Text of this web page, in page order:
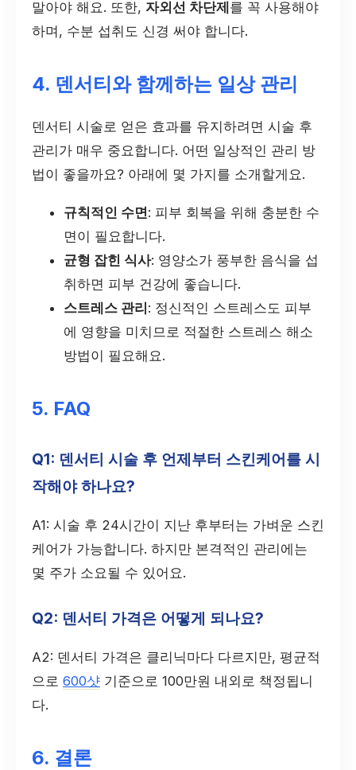
말아야 해요. 또한, 자외선 차단제 를 꼭 사용해야
하며, 수분 섭취도 신경 써야 합니다.
4. 덴서티와 함께하는 일상 관리
덴서티 시술로 얻은 효과를 유지하려면 시술 후
관리가 매우 중요합니다. 어떤 일상적인 관리 방
법이 좋을까요? 아래에 몇 가지를 소개할게요.
규칙적인 수면: 피부 회복을 위해 충분한 수
면이 필요합니다.
균형 잡힌 식사: 영양소가 풍부한 음식을 섭
취하면 피부 건강에 좋습니다.
스트레스 관리 : 정신적인 스트레스도 피부
에 영향을 미치므로 적절한 스트레스 해소
방법이 필요해요.
5. FAQ
Q1: 덴서티 시술 후 언제부터 스킨케어를 시
작해야 하나요?
A1: 시술 후 24시간이 지난 후부터는 가벼운 스킨
케어가 가능합니다. 하지만 본격적인 관리에는
몇 주가 소요될 수 있어요.
Q2: 덴서티 가격은 어떻게 되나요?
A2: 덴서티 가격은 클리닉마다 다르지만, 평균적
으로 600샷 기준으로 100만원 내외로 책정됩니
다.
6. 결론